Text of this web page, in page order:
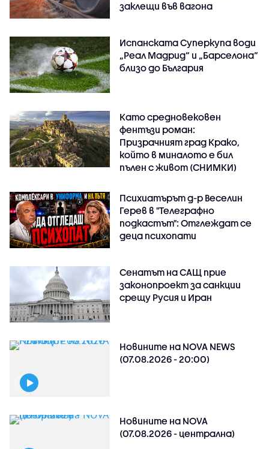
заклещи във вагона
Испанската Суперкупа води
„Реал Мадрид“ и „Барселона“
близо до България
Като средновековен
фентъзи роман:
Призрачният град Крако,
който в миналото е бил
пълен с живот (СНИМКИ)
Психиатърът д-р Веселин
Герев в "Телеграфно
подкастът": Отглеждат се
деца психопати
Сенатът на САЩ прие
законопроект за санкции
срещу Русия и Иран
Новините на NOVA NEWS
(07.08.2026 - 20:00)
Новините на NOVA
(07.08.2026 - централна)